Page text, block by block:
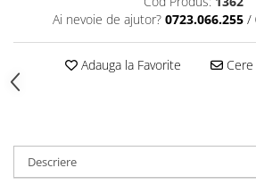
Cititoare coduri bare wireless
Cititoare coduri de bare
industriale
Terminale portabile
Display client
Ai nevoie de ajutor? 0723.066.255 /
Adauga la Favorite Cere
Descriere